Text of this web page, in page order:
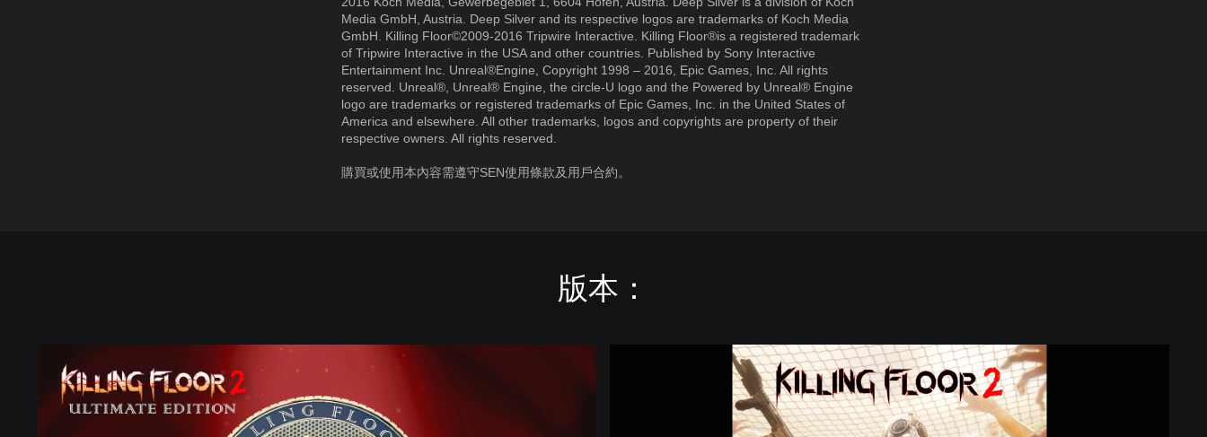
Media GmbH, Austria. Deep Silver and its respective logos are trademarks of Koch Media
GmbH. Killing Floor©2009-2016 Tripwire Interactive. Killing Floor®is a registered trademark
of Tripwire Interactive in the USA and other countries. Published by Sony Interactive
Entertainment Inc. Unreal®Engine, Copyright 1998 – 2016, Epic Games, Inc. All rights
reserved. Unreal®, Unreal® Engine, the circle-U logo and the Powered by Unreal® Engine
logo are trade­marks or registered trademarks of Epic Games, Inc. in the United States of
America and elsewhere. All other trademarks, logos and copyrights are property of their
respective owners. All rights reserved.
購買或使用本內容需遵守SEN使用條款及用戶合約。
版本：